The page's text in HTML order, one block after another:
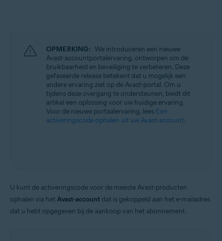
Besturingssystemen:
Alle ondersteunde besturingssystemen
OPMERKING: We introduceren een nieuwe
Avast-accountportalervaring, ontworpen om de
bruikbaarheid en beveiliging te verbeteren. Deze
gefaseerde release betekent dat u mogelijk een
andere ervaring ziet op de Avast-portal. Om u
tijdens deze overgang te ondersteunen, biedt dit
artikel een oplossing voor uw huidige ervaring.
Voor de nieuwe portaalervaring, lees Een
activeringscode ophalen uit uw Avast-account.
U kunt de activeringscode voor de meeste Avast-producten
ophalen via hetAvast-account dat is gekoppeld aan het e-mailadres
dat u hebt opgegeven bij de aankoop van het abonnement.